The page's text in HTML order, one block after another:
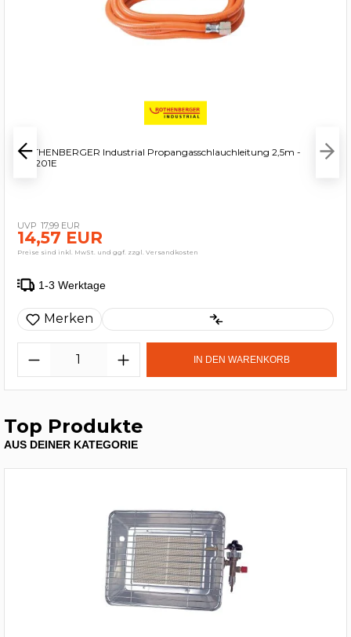
ROTHENBERGER Industrial Propangasschlauchleitung 2,5m -
032201E
17,99 EUR
14,57 EUR
Preise sind inkl. MwSt. und ggf. zzgl. Versandkosten
1-3 Werktage
Merken
IN DEN WARENKORB
Top Produkte
AUS DEINER KATEGORIE